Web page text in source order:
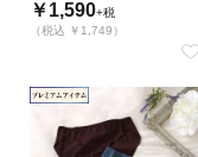
￥1,590+税
（税込 ￥1,749）